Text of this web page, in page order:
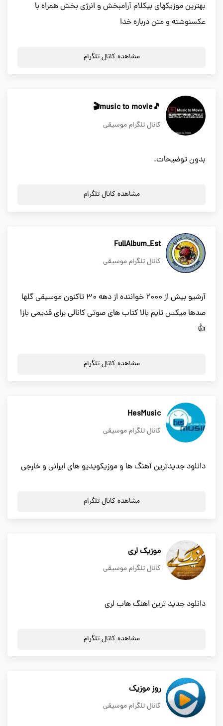
بهترین موزیکهای بیکلام آرامبخش و انرژی بخش همراه با
عکسنوشته و متن درباره خدا
مشاهده کانال تلگرام
🎵music to movie🎬
کانال تلگرام موسیقی
بدون توضیحات.
مشاهده کانال تلگرام
FullAlbum_Est
کانال تلگرام موسیقی
آرشیو بیش از 2000 خواننده از دهه 30 تاکنون موسیقی گلها
صدها میکس تایم بالا کتاب های صوتی کانالی برای قدیمی بازا
👍
مشاهده کانال تلگرام
HesMusic
کانال تلگرام موسیقی
دانلود جدیدترین آهنگ ها و موزیکویدیو های ایرانی و خارجی
مشاهده کانال تلگرام
موزیک لری
کانال تلگرام موسیقی
دانلود جدید ترین اهنگ هاب لری
مشاهده کانال تلگرام
روز موزیک
کانال تلگرام موسیقی